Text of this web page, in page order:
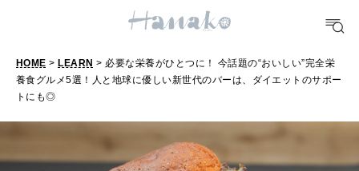
TRAVEL
[12星座別] Weekly Holoscope
HOME > LEARN > 必要な栄養がひとつに！ 今話題の“おいしい”完全栄
養食グルメ5選！人と地球に優しい新世代のバーは、ダイエットのサポー
トにも◎